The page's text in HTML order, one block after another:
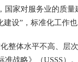
国家对服务业的质
建设”，标准化工作
整体水平不高、层
准战略》（USSS）